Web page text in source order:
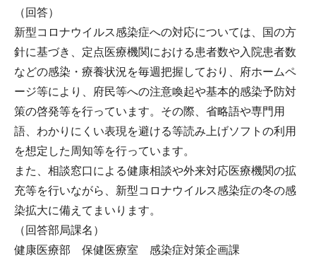
（回答）
新型コロナウイルス感染症への対応については、国の方
針に基づき、定点医療機関における患者数や入院患者数
などの感染・療養状況を毎週把握しており、府ホームペ
ージ等により、府民等への注意喚起や基本的感染予防対
策の啓発等を行っています。その際、省略語や専門用
語、わかりにくい表現を避ける等読み上げソフトの利用
を想定した周知等を行っています。
また、相談窓口による健康相談や外来対応医療機関の拡
充等を行いながら、新型コロナウイルス感染症の冬の感
染拡大に備えてまいります。
（回答部局課名）
健康医療部 保健医療室 感染症対策企画課